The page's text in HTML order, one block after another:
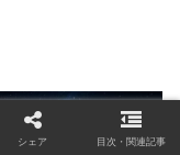
シェア 目次・関連記事